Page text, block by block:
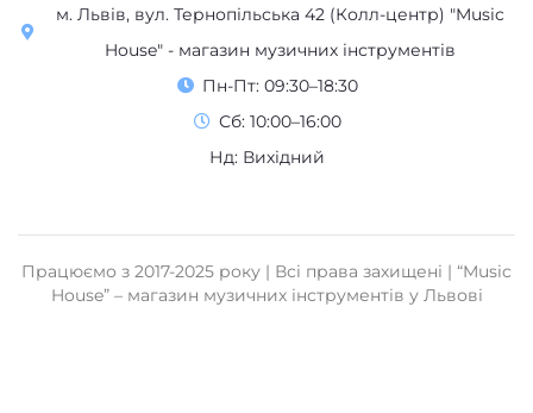
м. Львів, вул. Тернопільська 42 (Колл-центр) "Music
House" - магазин музичних інструментів
Пн-Пт: 09:30–18:30
Сб: 10:00–16:00
Нд: Вихідний
Працюємо з 2017-2025 року | Всі права захищені | “Music
House” – магазин музичних інструментів у Львові